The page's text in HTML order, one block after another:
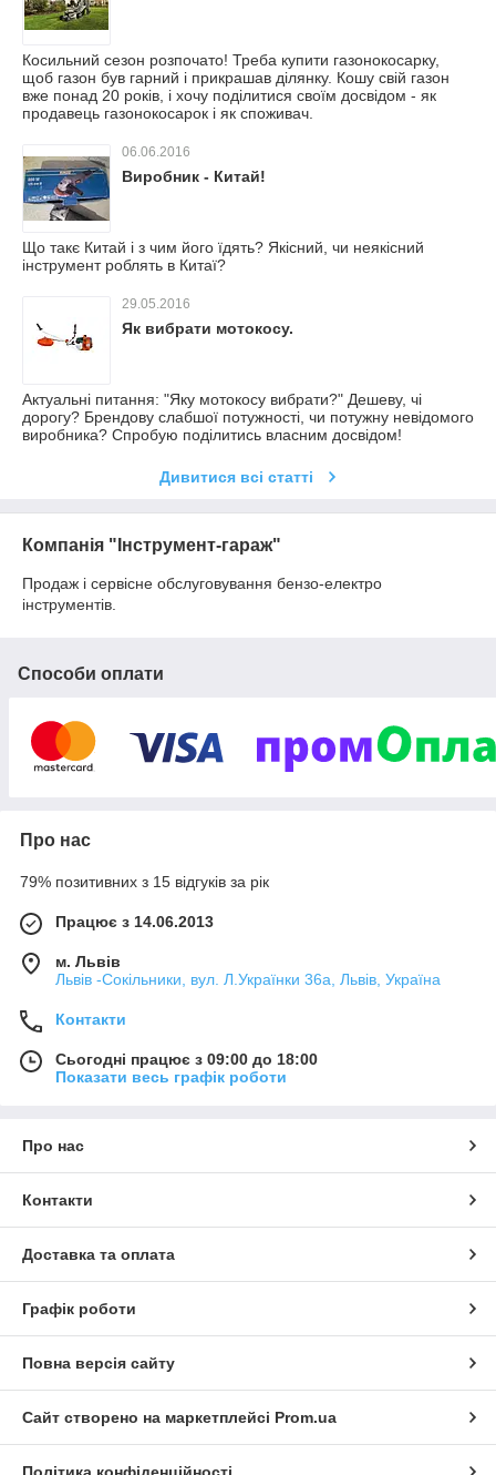
Косильний сезон розпочато! Треба купити газонокосарку,
щоб газон був гарний і прикрашав ділянку. Кошу свій газон
вже понад 20 років, і хочу поділитися своїм досвідом - як
продавець газонокосарок і як споживач.
06.06.2016
Виробник - Китай!
Що такє Китай і з чим його їдять? Якісний, чи неякісний
інструмент роблять в Китаї?
29.05.2016
Як вибрати мотокосу.
Актуальні питання: "Яку мотокосу вибрати?" Дешеву, чі
дорогу? Брендову слабшої потужності, чи потужну невідомого
виробника? Спробую поділитись власним досвідом!
Дивитися всі статті
Компанія "Інструмент-гараж"
Продаж і сервісне обслуговування бензо-електро
інструментів.
Способи оплати
Про нас
79% позитивних з 15 відгуків за рік
Працює з 14.06.2013
м. Львів
Львів -Сокільники, вул. Л.Українки 36а, Львів, Україна
Контакти
Сьогодні працює з 09:00 до 18:00
Показати весь графік роботи
Про нас
Контакти
Доставка та оплата
Графік роботи
Повна версія сайту
Сайт створено на маркетплейсі Prom.ua